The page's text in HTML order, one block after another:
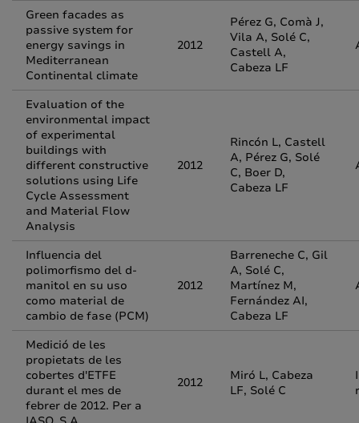
Green facades as
passive system for
energy savings in
Mediterranean
Continental climate
2012
Pérez G, Comà J,
Vila A, Solé C,
Castell A,
Cabeza LF
Evaluation of the
environmental impact
of experimental
buildings with
different constructive
solutions using Life
Cycle Assessment
and Material Flow
Analysis
2012
Rincón L, Castell
A, Pérez G, Solé
C, Boer D,
Cabeza LF
Influencia del
polimorfismo del d-
manitol en su uso
como material de
cambio de fase (PCM)
2012
Barreneche C, Gil
A, Solé C,
Martínez M,
Fernández AI,
Cabeza LF
Medició de les
propietats de les
cobertes d'ETFE
durant el mes de
febrer de 2012. Per a
2012
Miró L, Cabeza
LF, Solé C